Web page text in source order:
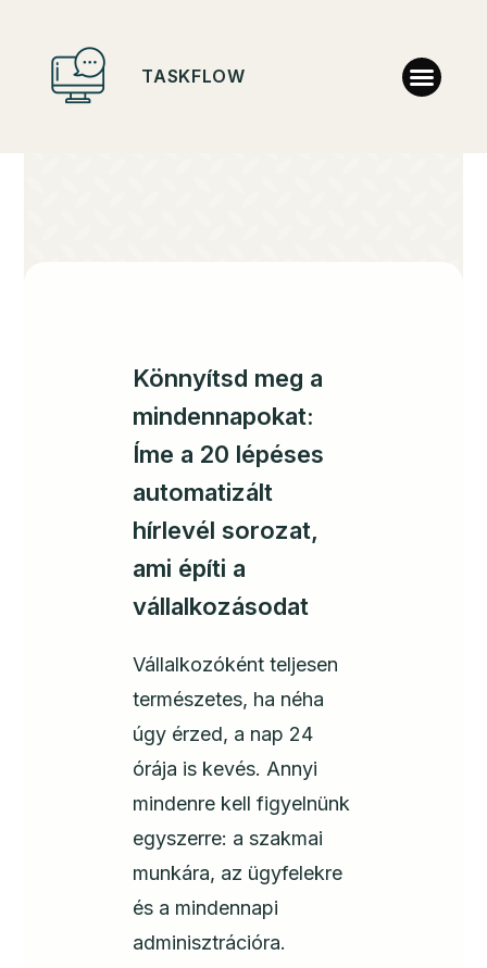
TASKFLOW
Könnyítsd meg a
mindennapokat:
Íme a 20 lépéses
automatizált
hírlevél sorozat,
ami építi a
vállalkozásodat
Vállalkozóként teljesen
természetes, ha néha
úgy érzed, a nap 24
órája is kevés. Annyi
mindenre kell figyelnünk
egyszerre: a szakmai
munkára, az ügyfelekre
és a mindennapi
adminisztrációra.